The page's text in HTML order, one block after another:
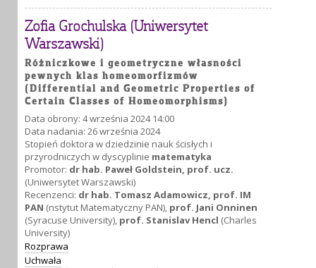
Zofia Grochulska (Uniwersytet
Warszawski)
Różniczkowe i geometryczne własności
pewnych klas homeomorfizmów
(Differential and Geometric Properties of
Certain Classes of Homeomorphisms)
Data obrony: 4 września 2024 14:00
Data nadania: 26 września 2024
Stopień doktora w dziedzinie nauk ścisłych i
przyrodniczych w dyscyplinie matematyka
Promotor: dr hab. Paweł Goldstein, prof. ucz.
(Uniwersytet Warszawski)
Recenzenci: dr hab. Tomasz Adamowicz, prof. IM
PAN (nstytut Matematyczny PAN), prof. Jani Onninen
(Syracuse University), prof. Stanislav Hencl (Charles
University)
Rozprawa
Uchwała